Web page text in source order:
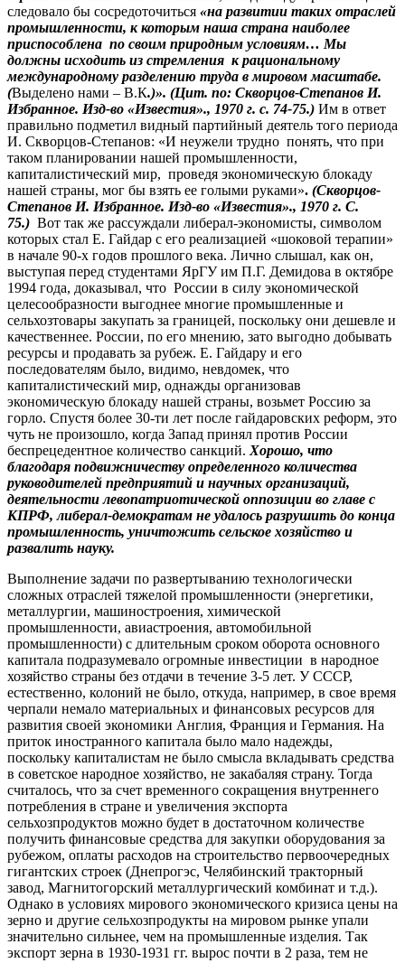
следовало бы сосредоточиться «на развитии таких отраслей
промышленности, к которым наша страна наиболее
приспособлена по своим природным условиям… Мы
должны исходить из стремления к рациональному
международному разделению труда в мировом масштабе.
(Выделено нами – В.К.)». (Цит. по: Скворцов-Степанов И.
Избранное. Изд-во «Известия»., 1970 г. с. 74-75.) Им в ответ
правильно подметил видный партийный деятель того периода
И. Скворцов-Степанов: «И неужели трудно понять, что при
таком планировании нашей промышленности,
капиталистический мир, проведя экономическую блокаду
нашей страны, мог бы взять ее голыми руками». (Скворцов-
Степанов И. Избранное. Изд-во «Известия»., 1970 г. С.
75.) Вот так же рассуждали либерал-экономисты, символом
которых стал Е. Гайдар с его реализацией «шоковой терапии»
в начале 90-х годов прошлого века. Лично слышал, как он,
выступая перед студентами ЯрГУ им П.Г. Демидова в октябре
1994 года, доказывал, что России в силу экономической
целесообразности выгоднее многие промышленные и
сельхозтовары закупать за границей, поскольку они дешевле и
качественнее. России, по его мнению, зато выгодно добывать
ресурсы и продавать за рубеж. Е. Гайдару и его
последователям было, видимо, невдомек, что
капиталистический мир, однажды организовав
экономическую блокаду нашей страны, возьмет Россию за
горло. Спустя более 30-ти лет после гайдаровских реформ, это
чуть не произошло, когда Запад принял против России
беспрецедентное количество санкций. Хорошо, что
благодаря подвижничеству определенного количества
руководителей предприятий и научных организаций,
деятельности левопатриотической оппозиции во главе с
КПРФ, либерал-демократам не удалось разрушить до конца
промышленность, уничтожить сельское хозяйство и
развалить науку.
Выполнение задачи по развертыванию технологически
сложных отраслей тяжелой промышленности (энергетики,
металлургии, машиностроения, химической
промышленности, авиастроения, автомобильной
промышленности) с длительным сроком оборота основного
капитала подразумевало огромные инвестиции в народное
хозяйство страны без отдачи в течение 3-5 лет. У СССР,
естественно, колоний не было, откуда, например, в свое время
черпали немало материальных и финансовых ресурсов для
развития своей экономики Англия, Франция и Германия. На
приток иностранного капитала было мало надежды,
поскольку капиталистам не было смысла вкладывать средства
в советское народное хозяйство, не закабаляя страну. Тогда
считалось, что за счет временного сокращения внутреннего
потребления в стране и увеличения экспорта
сельхозпродуктов можно будет в достаточном количестве
получить финансовые средства для закупки оборудования за
рубежом, оплаты расходов на строительство первоочередных
гигантских строек (Днепрогэс, Челябинский тракторный
завод, Магнитогорский металлургический комбинат и т.д.).
Однако в условиях мирового экономического кризиса цены на
зерно и другие сельхозпродукты на мировом рынке упали
значительно сильнее, чем на промышленные изделия. Так
экспорт зерна в 1930-1931 гг. вырос почти в 2 раза, тем не